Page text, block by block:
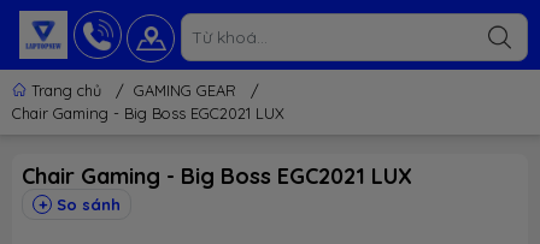
Trang chủ / GAMING GEAR
/
Chair Gaming - Big Boss EGC2021 LUX
Chair Gaming - Big Boss EGC2021 LUX
So sánh